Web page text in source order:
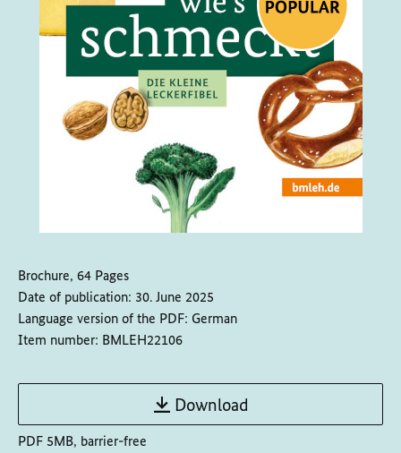
Brochure, 64 Pages
Date of publication: 30. June 2025
Language version of the PDF: German
Item number: BMLEH22106
Download
PDF 5MB, barrier-free